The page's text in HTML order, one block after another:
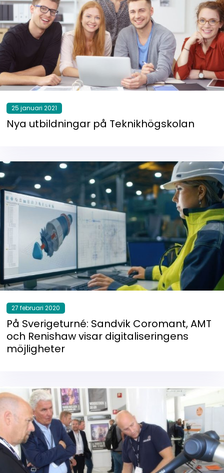
25 januari 2021
Nya utbildningar på Teknikhögskolan
27 februari 2020
På Sverigeturné: Sandvik Coromant, AMT
och Renishaw visar digitaliseringens
möjligheter